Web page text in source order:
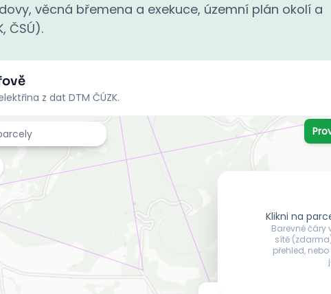
věcná břemena a exekuce, územní plán okolí a
ČSÚ).
z dat DTM ČÚZK.